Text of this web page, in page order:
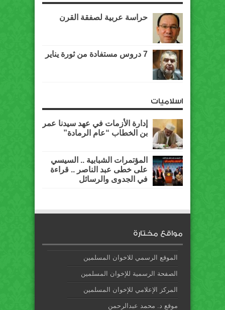
حراسة عربية لصفقة القرن
7 دروس مستفادة من ثورة يناير
اسلاميات
إدارة الأزمات في عهد سيدنا عمر
بن الخطاب “عام الرمادة”
المؤتمرات الشبابية .. السيسي
على خطى عبد الناصر .. قراءة
في الجدوى والرسائل
مواقع مختارة
الموقع الرسمي للاخوان المسلمين
الصفحة الرسمية للإخوان المسلمين
المركز الإعلامي للإخوان المسلمين
موقع د. محمد عبدالرحمن